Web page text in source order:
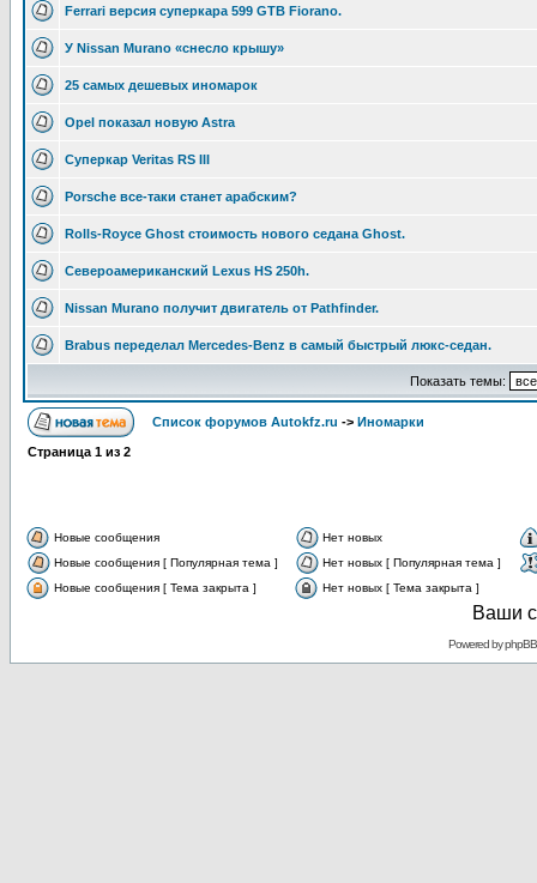
Ferrari версия суперкара 599 GTB Fiorano.
У Nissan Murano «снесло крышу»
25 самых дешевых иномарок
Opel показал новую Astra
Суперкар Veritas RS III
Porsche все-таки станет арабским?
Rolls-Royce Ghost стоимость нового седана Ghost.
Североамериканский Lexus HS 250h.
Nissan Murano получит двигатель от Pathfinder.
Brabus переделал Mercedes-Benz в самый быстрый люкс-седан.
Показать темы:
Список форумов Autokfz.ru -> Иномарки
Страница 1 из 2
Новые сообщения
Нет новых
Новые сообщения [ Популярная тема ]
Нет новых [ Популярная тема ]
Новые сообщения [ Тема закрыта ]
Нет новых [ Тема закрыта ]
Ваши
Powered byphpBB